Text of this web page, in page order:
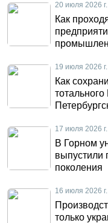
20 июля 2026
Как
19 июля 2026
Как
17 июля 2026
В Горном
выпустили
поколения
16 июля 2026
только